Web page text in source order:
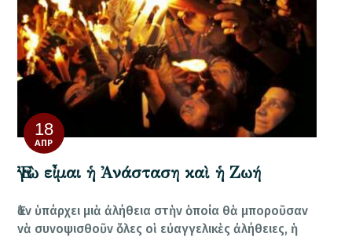
18
ΑΠΡ
Ἐγὼ εἶμαι ἡ Ἀνάσταση καὶ ἡ Ζωή
Ἐὰν ὑπάρχει μιὰ ἀλήθεια στὴν ὁποία θὰ μποροῦσαν
νὰ συνοψισθοῦν ὅλες οἱ εὐαγγελικὲς ἀλήθειες, ἡ